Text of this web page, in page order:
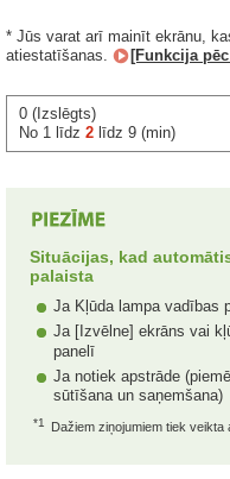
* Jūs varat arī mainīt ekrānu,
atiestatīšanas.
[Funkcija
0 (Izslēgts)
No 1 līdz 2 līdz 9 (min)
Situācijas, kad
palaista
Ja Kļūda lampa vadības
Ja [Izvēlne] ekrāns vai
panelī
Ja notiek apstrāde
sūtīšana un saņemšana)
*1 Dažiem ziņojumiem tiek veikta